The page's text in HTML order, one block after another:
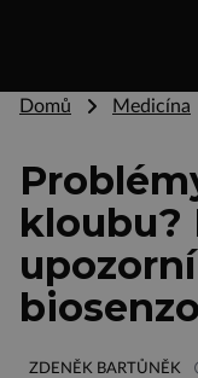
Domů Medicína
kloubu?
ZDENĚK BARTŮNĚK